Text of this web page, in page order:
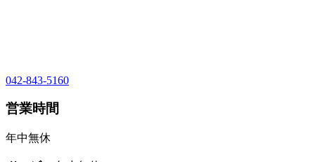
042-843-5160
営業時間
年中無休